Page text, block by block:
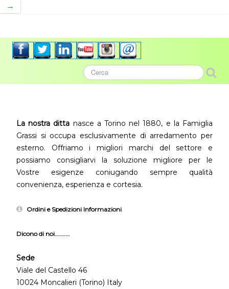
→
La nostra ditta nasce a Torino nel 1880, e la Famiglia
Grassi si occupa esclusivamente di arredamento per
esterno. Offriamo i migliori marchi del settore e
possiamo consigliarvi la soluzione migliore per le
Vostre esigenze coniugando sempre qualità
convenienza, esperienza e cortesia.
Ordini e Spedizioni Informazioni
Dicono di noi..........
Sede
Viale del Castello 46
10024 Moncalieri (Torino) Italy